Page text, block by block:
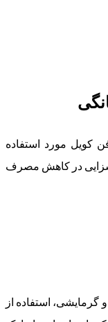
کویل مورد استفاده
در کاهش مصرف
استفاده از